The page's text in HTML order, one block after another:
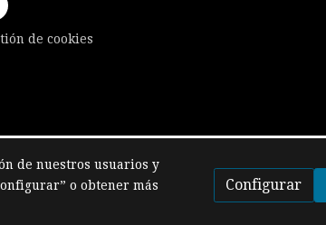
de cookies
de nuestros usuarios y
o obtener más
Configurar